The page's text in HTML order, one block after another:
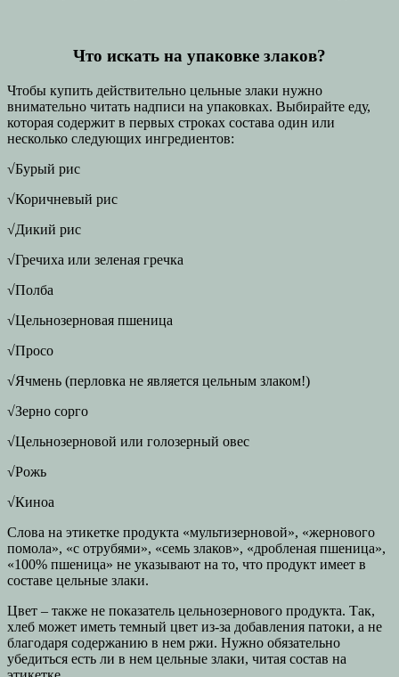
Что искать на упаковке злаков?
Чтобы купить действительно цельные злаки нужно
внимательно читать надписи на упаковках. Выбирайте еду,
которая содержит в первых строках состава один или
несколько следующих ингредиентов:
√Бурый рис
√Коричневый рис
√Дикий рис
√Гречиха или зеленая гречка
√Полба
√Цельнозерновая пшеница
√Просо
√Ячмень (перловка не является цельным злаком!)
√Зерно сорго
√Цельнозерновой или голозерный овес
√Рожь
√Киноа
Слова на этикетке продукта «мультизерновой», «жернового
помола», «с отрубями», «семь злаков», «дробленая пшеница»,
«100% пшеница» не указывают на то, что продукт имеет в
составе цельные злаки.
Цвет – также не показатель цельнозернового продукта. Так,
хлеб может иметь темный цвет из-за добавления патоки, а не
благодаря содержанию в нем ржи. Нужно обязательно
убедиться есть ли в нем цельные злаки, читая состав на